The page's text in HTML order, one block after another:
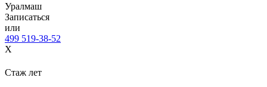
Уралмаш
Записаться
или
499 519-38-52
X
Стаж лет